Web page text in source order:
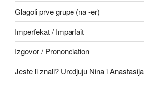
Glagoli prve grupe (na -er)
Imperfekat / Imparfait
Izgovor / Prononciation
Jeste li znali? Uredjuju Nina i Anastasija